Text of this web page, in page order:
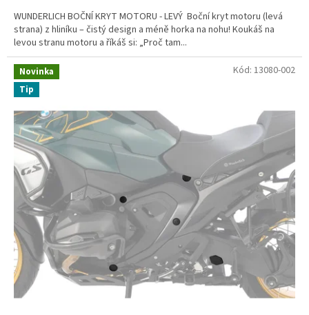
WUNDERLICH BOČNÍ KRYT MOTORU - LEVÝ Boční kryt motoru (levá
strana) z hliníku – čistý design a méně horka na nohu! Koukáš na
levou stranu motoru a říkáš si: „Proč tam...
Novinka
Tip
Kód: 13080-002